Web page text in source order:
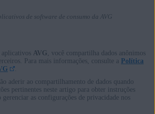
de software de consumo da AVG
de software de consumo da AVG
aplicativos AVG, você compartilha dados anônimos
Para mais informações, consulte a Política
.
aderir ao compartilhamento de dados quando
pertinentes neste artigo para obter instruções
gerenciar as configurações de privacidade nos